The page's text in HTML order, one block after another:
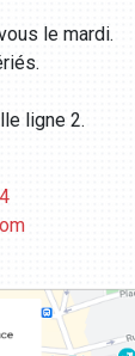
le mardi.
ligne 2.